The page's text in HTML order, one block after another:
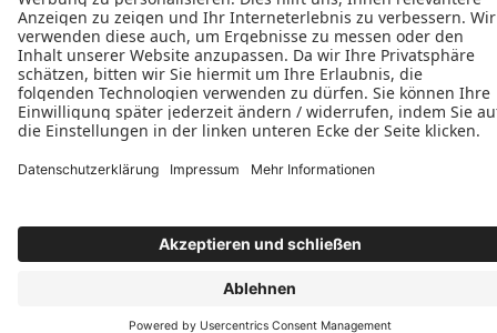
Datenschutz Impressum
Kontakt